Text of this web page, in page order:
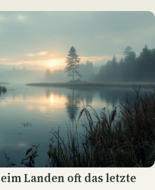
Landenoft das letzte